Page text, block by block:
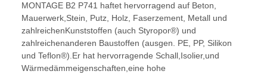
MONTAGE B2 P741 haftet hervorragend auf Beton,
Mauerwerk,Stein, Putz, Holz, Faserzement, Metall und
zahlreichenKunststoffen (auch Styropor®) und
zahlreichenanderen Baustoffen (ausgen. PE, PP, Silikon
und Teflon®).Er hat hervorragende Schall,Isolier,und
Wärmedämmeigenschaften,eine hohe